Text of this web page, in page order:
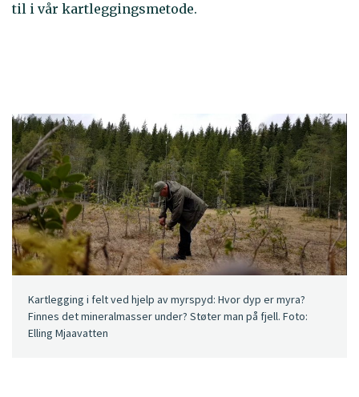
til i vår kartleggingsmetode.
Kartlegging i felt ved hjelp av myrspyd: Hvor dyp er myra?
Finnes det mineralmasser under? Støter man på fjell. Foto:
Elling Mjaavatten